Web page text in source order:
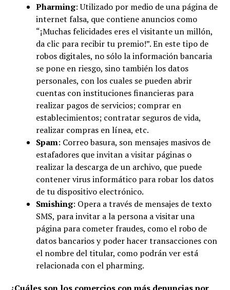
Pharming: Utilizado por medio de una página de
internet falsa, que contiene anuncios como
“¡Muchas felicidades eres el visitante un millón,
da clic para recibir tu premio!”. En este tipo de
robos digitales, no sólo la información bancaria
se pone en riesgo, sino también los datos
personales, con los cuales se pueden abrir
cuentas con instituciones financieras para
realizar pagos de servicios; comprar en
establecimientos; contratar seguros de vida,
realizar compras en línea, etc.
Spam: Correo basura, son mensajes masivos de
estafadores que invitan a visitar páginas o
realizar la descarga de un archivo, que puede
contener virus informático para robar los datos
de tu dispositivo electrónico.
Smishing: Opera a través de mensajes de texto
SMS, para invitar a la persona a visitar una
página para cometer fraudes, como el robo de
datos bancarios y poder hacer transacciones con
el nombre del titular, como podrán ver está
relacionada con el pharming.